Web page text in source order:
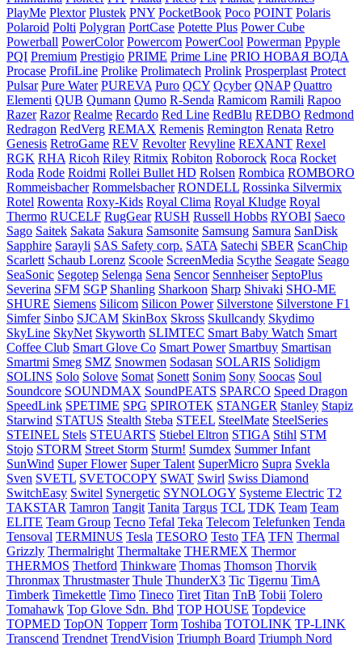
PlayMe Plextor Plustek PNY PocketBook Poco POINT Polaris
Polaroid Polti Polygran PortCase Potette Plus Power Cube
Powerball PowerColor Powercom PowerCool Powerman Ppyple
PQI Premium Prestigio PRIME Prime Line PRIO НОВАЯ ВОДА
Procase ProfiLine Prolike Prolimatech Prolink Prosperplast Protect
Pulsar Pure Water PUREVA Puro QCY Qcyber QNAP Quattro
Elementi QUB Qumann Qumo R-Senda Ramicom Ramili Rapoo
Razer Razor Realme Recardo Red Line RedBlu REDBO Redmond
Redragon RedVerg REMAX Remenis Remington Renata Retro
Genesis RetroGame REV Revolter Revyline REXANT Rexel
RGK RHA Ricoh Riley Ritmix Robiton Roborock Roca Rocket
Roda Rode Roidmi Rollei Bullet HD Rolsen Rombica ROMBORO
Rommeisbacher Rommelsbacher RONDELL Rossinka Silvermix
Rotel Rowenta Roxy-Kids Royal Clima Royal Kludge Royal
Thermo RUCELF RugGear RUSH Russell Hobbs RYOBI Saeco
Sago Saitek Sakata Sakura Samsonite Samsung Samura SanDisk
Sapphire Sarayli SAS Safety corp. SATA Satechi SBER ScanChip
Scarlett Schaub Lorenz Scoole ScreenMedia Scythe Seagate Seago
SeaSonic Segotep Selenga Sena Sencor Sennheiser SeptoPlus
Severina SFM SGP Shanling Sharkoon Sharp Shivaki SHO-ME
SHURE Siemens Silicom Silicon Power Silverstone Silverstone F1
Simfer Sinbo SJCAM SkinBox Skross Skullcandy Skydimo
SkyLine SkyNet Skyworth SLIMTEC Smart Baby Watch Smart
Coffee Club Smart Glove Co Smart Power Smartbuy Smartisan
Smartmi Smeg SMZ Snowmen Sodasan SOLARIS Solidigm
SOLINS Solo Solove Somat Sonett Sonim Sony Soocas Soul
Soundcore SOUNDMAX SoundPEATS SPARCO Speed Dragon
SpeedLink SPETIME SPG SPIROTEK STANGER Stanley Stapiz
Starwind STATUS Stealth Steba STEEL SteelMate SteelSeries
STEINEL Stels STEUARTS Stiebel Eltron STIGA Stihl STM
Stojo STORM Street Storm Sturm! Sumdex Summer Infant
SunWind Super Flower Super Talent SuperMicro Supra Svekla
Sven SVETL SVETOCOPY SWAT Swirl Swiss Diamond
SwitchEasy Switel Synergetic SYNOLOGY Systeme Electric T2
TAKSTAR Tamron Tangit Tanita Targus TCL TDK Team Team
ELITE Team Group Tecno Tefal Teka Telecom Telefunken Tenda
Tensoval TERMINUS Tesla TESORO Testo TFA TFN Thermal
Grizzly Thermalright Thermaltake THERMEX Thermor
THERMOS Thetford Thinkware Thomas Thomson Thorvik
Thronmax Thrustmaster Thule ThunderX3 Tic Tigernu TimA
Timberk Timekettle Timo Tineco Tiret Titan TnB Tobii Tolero
Tomahawk Top Glove Sdn. Bhd TOP HOUSE Topdevice
TOPMED TopON Topperr Torm Toshiba TOTOLINK TP-LINK
Transcend Trendnet TrendVision Triumph Board Triumph Nord